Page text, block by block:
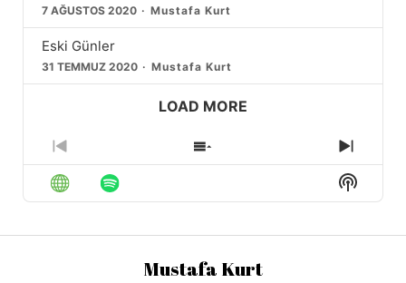
7 AĞUSTOS 2020 Mustafa Kurt
Eski Günler
31 TEMMUZ 2020 Mustafa Kurt
LOAD MORE
Previous
Episode
Show
Episodes
Next
Show
Mustafa Kurt